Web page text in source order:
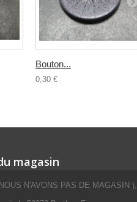
Bouton...
0,30 €
magasin
N'AVONS PAS DE MAGASIN ),